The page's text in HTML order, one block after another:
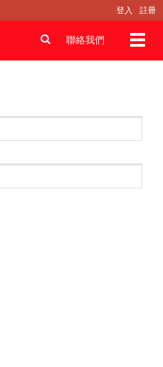
登入 註冊
聯絡我們